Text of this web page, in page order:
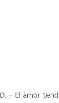
– El amor